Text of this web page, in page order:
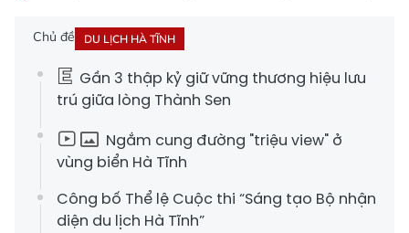
Chủ đề DU LỊCH HÀ TĨNH
Gần 3 thập kỷ giữ vững thương hiệu lưu
trú giữa lòng Thành Sen
Ngắm cung đường "triệu view" ở
vùng biển Hà Tĩnh
Công bố Thể lệ Cuộc thi “Sáng tạo Bộ nhận
diện du lịch Hà Tĩnh”